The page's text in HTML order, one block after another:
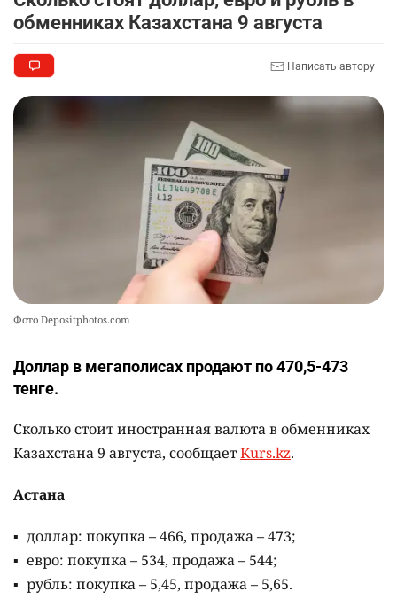
так". Как дьявольские черви меняют наше
представление о жизни на Земле
9
25
💬 Прокуроры подали в суд ходатайство о
смягчении наказания для журналистки
Александры Алёховой
0 29
обменниках Казахстана 9 августа
Написать автору
Фото Depositphotos.com
Доллар в мегаполисах продают по 470,5-473
тенге.
Сколько стоит иностранная валюта в обменниках
Казахстана 9 августа, сообщаетKurs.kz.
Астана
доллар: покупка – 466, продажа – 473;
евро: покупка – 534, продажа – 544;
рубль: покупка – 5,45, продажа – 5,65.